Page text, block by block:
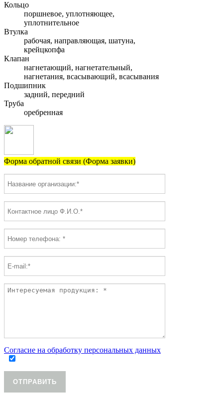
Кольцо
поршневое, уплотняющее,
уплотнительное
Втулка
рабочая, направляющая, шатуна,
крейцкопфа
Клапан
нагнетающий, нагнетательный,
нагнетания, всасывающий, всасывания
Подшипник
задний, передний
Труба
оребренная
Форма обратной связи (Форма заявки)
Согласие на обработку персональных данных
ОТПРАВИТЬ